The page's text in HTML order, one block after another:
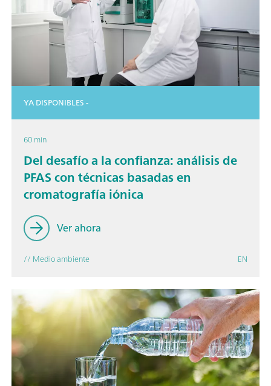
YA DISPONIBLES -
60 min
Del desafío a la confianza: análisis de
PFAS con técnicas basadas en
cromatografía iónica
Ver ahora
// Medio ambiente EN